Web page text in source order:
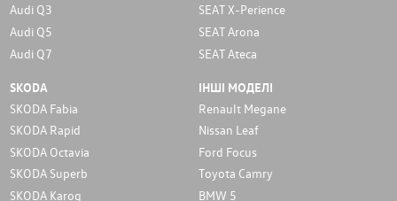
Audi Q3
Audi Q5
Audi Q7
SEAT X-Perience
SEAT Arona
SEAT Ateca
SKODA
SKODA Fabia
SKODA Rapid
SKODA Octavia
SKODA Superb
SKODA Karoq
ІНШІ МОДЕЛІ
Renault Megane
Nissan Leaf
Ford Focus
Toyota Camry
BMW 5